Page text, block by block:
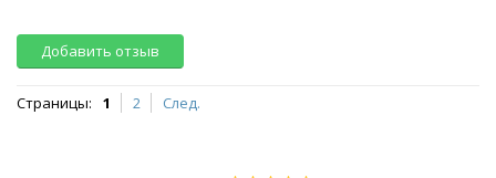
Добавить отзыв
Страницы: 1 2 След.